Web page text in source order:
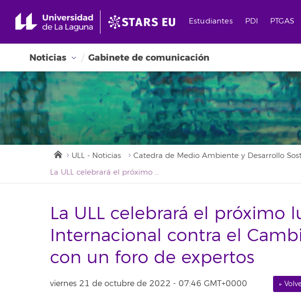
Estudiantes PDI PTGAS
Noticias Gabinete de comunicación
ULL - Noticias
Catedra de Medio Ambiente y Desarrollo
La ULL celebrará el próximo lunes el Día Internacional contra el Cambio Climático con un foro de expertos
La ULL celebrará el próximo
Internacional contra el
con un foro de expertos
viernes 21 de octubre de 2022 - 07:46 GMT+0000 ←